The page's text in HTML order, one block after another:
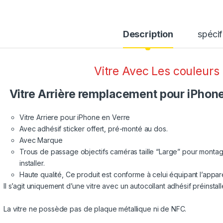
Description
Vitre Avec Les
Vitre Arrière remplacement pour
Vitre Arriere pour iPhone en Verre
Avec adhésif sticker offert, pré-monté au dos.
Avec Marque
Trous de passage objectifs caméras taille “Large” pour
installer.
Haute qualité, Ce produit est conforme à celui équipant
Il s’agit uniquement d’une vitre avec un autocollant adhésif
La vitre ne possède pas de plaque métallique ni de NFC.